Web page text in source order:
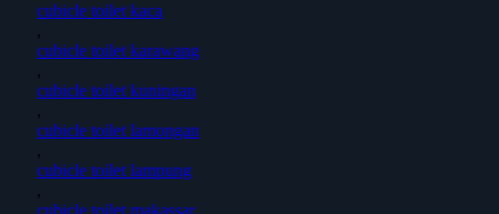
cubicle toilet kaca
,
cubicle toilet karawang
,
cubicle toilet kuningan
,
cubicle toilet lamongan
,
cubicle toilet lampung
,